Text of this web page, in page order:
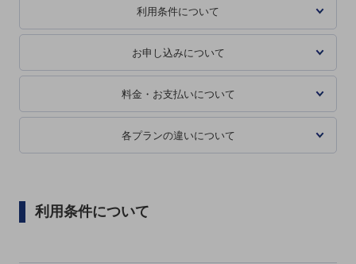
キーワードで探す
法人向けスマホ・携帯に関する、
タフネススマートフォン
利用条件について
お申し込みについて
料金・お支払いについて
各プランの違いについて
利用条件について